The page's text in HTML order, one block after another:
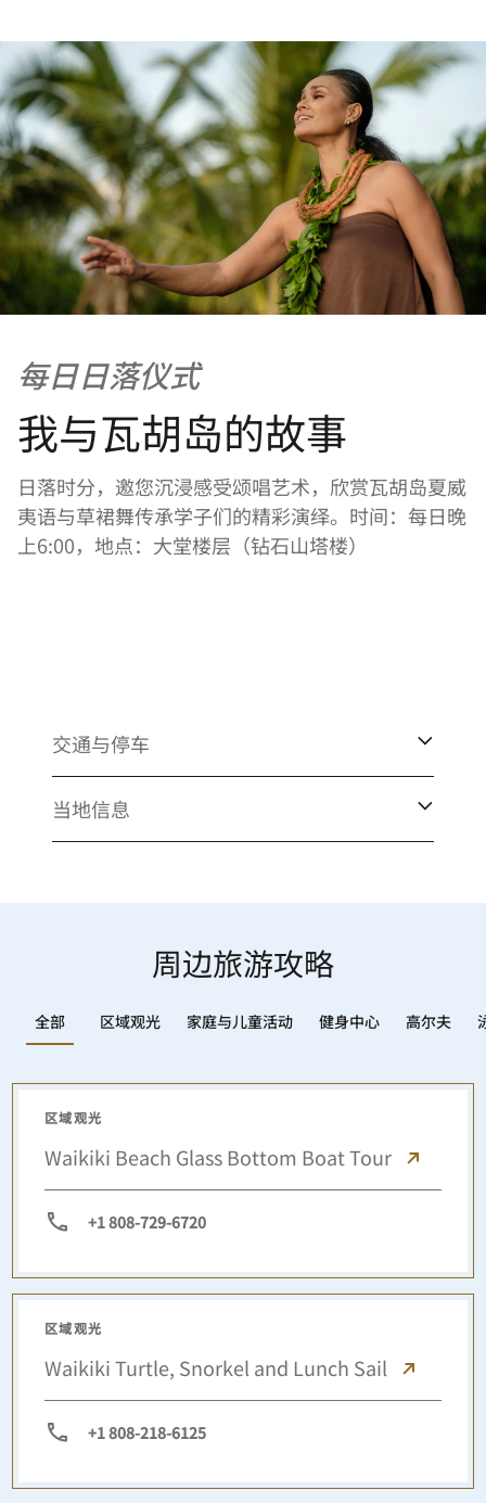
每日日落仪式
我与瓦胡岛的故事
日落时分，邀您沉浸感受颂唱艺术，欣赏瓦胡岛夏威
夷语与草裙舞传承学子们的精彩演绎。时间：每日晚
上6:00，地点：大堂楼层（钻石山塔楼）
交通与停车
当地信息
周边旅游攻略
全部 区域观光 家庭与儿童活动 健身中心 高尔夫
区域观光
Waikiki Beach Glass Bottom Boat Tour
+1 808-729-6720
区域观光
Waikiki Turtle, Snorkel and Lunch Sail
+1 808-218-6125